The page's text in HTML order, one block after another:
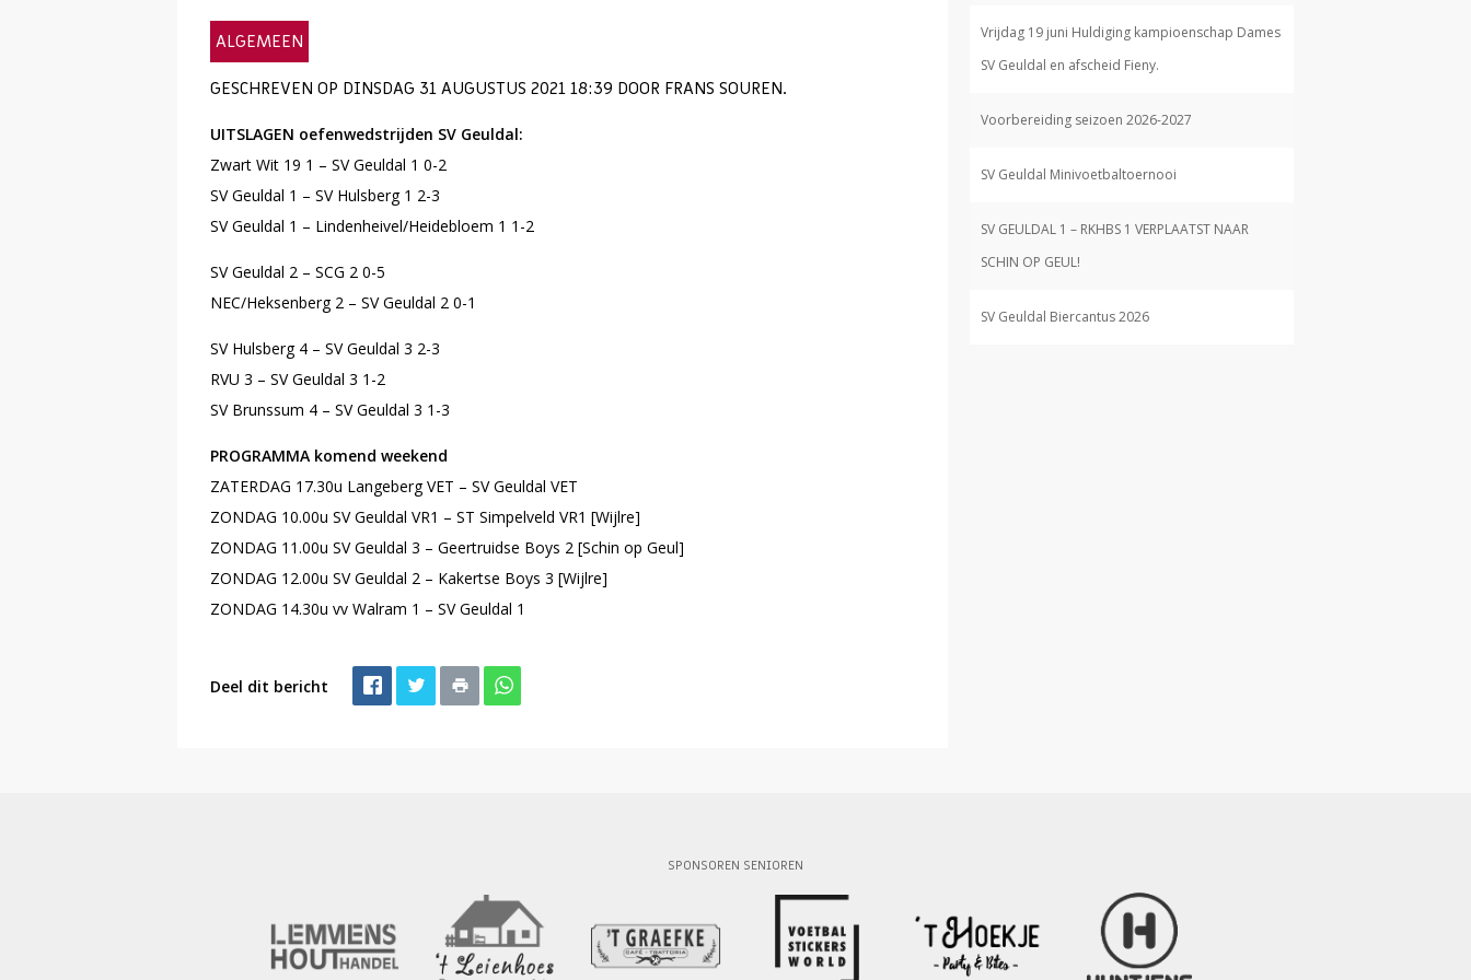
ALGEMEEN
GESCHREVEN OP DINSDAG 31 AUGUSTUS 2021 18:39 DOOR FRANS SOUREN.
UITSLAGEN oefenwedstrijden SV Geuldal:
Zwart Wit 19 1 – SV Geuldal 1 0-2
SV Geuldal 1 – SV Hulsberg 1 2-3
SV Geuldal 1 – Lindenheivel/Heidebloem 1 1-2
SV Geuldal 2 – SCG 2 0-5
NEC/Heksenberg 2 – SV Geuldal 2 0-1
SV Hulsberg 4 – SV Geuldal 3 2-3
RVU 3 – SV Geuldal 3 1-2
SV Brunssum 4 – SV Geuldal 3 1-3
PROGRAMMA komend weekend
ZATERDAG 17.30u Langeberg VET – SV Geuldal VET
ZONDAG 10.00u SV Geuldal VR1 – ST Simpelveld VR1 [Wijlre]
ZONDAG 11.00u SV Geuldal 3 – Geertruidse Boys 2 [Schin op Geul]
ZONDAG 12.00u SV Geuldal 2 – Kakertse Boys 3 [Wijlre]
ZONDAG 14.30u vv Walram 1 – SV Geuldal 1
Deel dit bericht
Vrijdag 19 juni Huldiging kampioenschap Dames
SV Geuldal en afscheid Fieny.
Voorbereiding seizoen 2026-2027
SV Geuldal Minivoetbaltoernooi
SV GEULDAL 1 – RKHBS 1 VERPLAATST NAAR
SCHIN OP GEUL!
SV Geuldal Biercantus 2026
SPONSOREN SENIOREN